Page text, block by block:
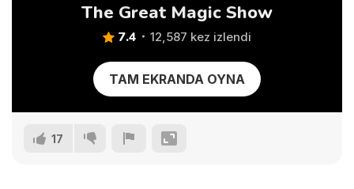
The Great Magic Show
7.4 12,587 kez izlendi
TAM EKRANDA OYNA
17